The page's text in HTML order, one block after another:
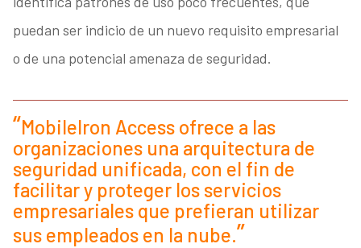
puedan ser indicio de un nuevo requisito empresarial
o de una potencial amenaza de seguridad.
MobileIron Access ofrece a las
organizaciones una arquitectura de
seguridad unificada, con el fin de
facilitar y proteger los servicios
empresariales que prefieran utilizar
sus empleados en la nube.